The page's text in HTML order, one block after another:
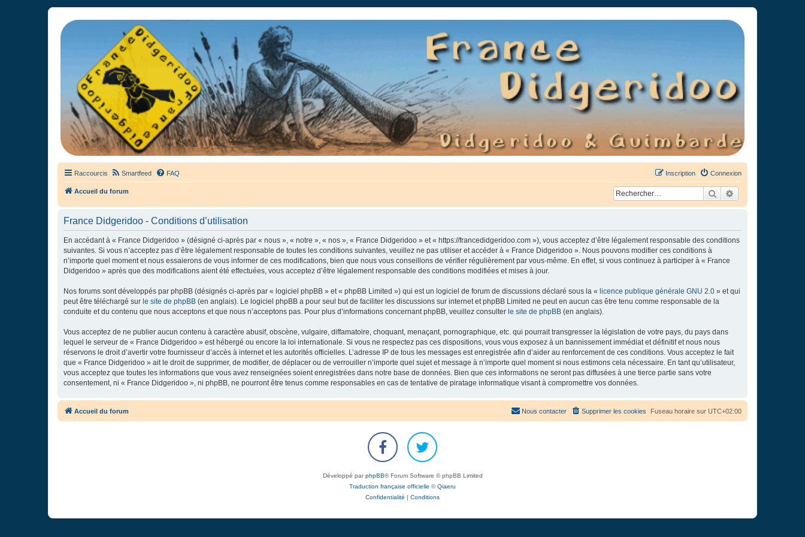
France Didgeridoo
Didgeridoo et Guimbarde sur France Didgeridoo - retrouvez la communauté.
Raccourcis Smartfeed FAQ Connexion
Inscription
Accueil du forum Rechercher
France Didgeridoo - Conditions d’utilisation
En accédant à « France Didgeridoo » (désigné ci-après par « nous », « notre », « nos », « France Didgeridoo » et « https://francedidgeridoo.com »), vous acceptez d’être légalement responsable des conditions
suivantes. Si vous n’acceptez pas d’être légalement responsable de toutes les conditions suivantes, veuillez ne pas utiliser et accéder à « France Didgeridoo ». Nous pouvons modifier ces conditions à
n’importe quel moment et nous essaierons de vous informer de ces modifications, bien que nous vous conseillons de vérifier régulièrement par vous-même. En effet, si vous continuez à participer à « France
Didgeridoo » après que des modifications aient été effectuées, vous acceptez d’être légalement responsable des conditions modifiées et mises à jour.
Nos forums sont développés par phpBB (désignés ci-après par « logiciel phpBB » et « phpBB Limited ») qui est un logiciel de forum de discussions déclaré sous la « licence publique générale GNU 2.0 » et qui
peut être téléchargé sur le site de phpBB (en anglais). Le logiciel phpBB a pour seul but de faciliter les discussions sur internet et phpBB Limited ne peut en aucun cas être tenu comme responsable de la
conduite et du contenu que nous acceptons et que nous n’acceptons pas. Pour plus d’informations concernant phpBB, veuillez consulter le site de phpBB (en anglais).
Vous acceptez de ne publier aucun contenu à caractère abusif, obscène, vulgaire, diffamatoire, choquant, menaçant, pornographique, etc. qui pourrait transgresser la législation de votre pays, du pays dans
lequel le serveur de « France Didgeridoo » est hébergé ou encore la loi internationale. Si vous ne respectez pas ces dispositions, vous vous exposez à un bannissement immédiat et définitif et nous nous
réservons le droit d’avertir votre fournisseur d’accès à internet et les autorités officielles. L’adresse IP de tous les messages est enregistrée afin d’aider au renforcement de ces conditions. Vous acceptez le fait
que « France Didgeridoo » ait le droit de supprimer, de modifier, de déplacer ou de verrouiller n’importe quel sujet et message à n’importe quel moment si nous estimons cela nécessaire. En tant qu’utilisateur,
vous acceptez que toutes les informations que vous avez renseignées soient enregistrées dans notre base de données. Bien que ces informations ne seront pas diffusées à une tierce partie sans votre
consentement, ni « France Didgeridoo », ni phpBB, ne pourront être tenus comme responsables en cas de tentative de piratage informatique visant à compromettre vos données.
Accueil du forum Fuseau horaire sur UTC+02:00
Supprimer les cookies
Nous contacter
Développé parphpBB® Forum Software © phpBB Limited
Traduction française officielle ©Qiaeru
Confidentialité | Conditions